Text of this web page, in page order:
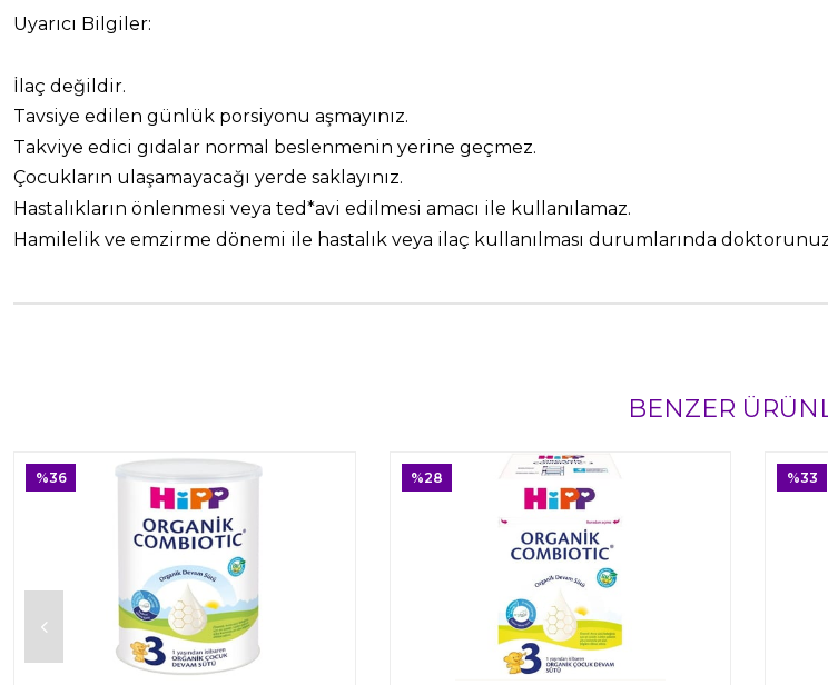
Uyarıcı Bilgiler:
İlaç değildir.
Tavsiye edilen günlük porsiyonu aşmayınız.
Takviye edici gıdalar normal beslenmenin yerine geçmez.
Çocukların ulaşamayacağı yerde saklayınız.
Hastalıkların önlenmesi veya ted*avi edilmesi amacı ile kullanılamaz.
Hamilelik ve emzirme dönemi ile hastalık veya ilaç kullanılması durumlarında
BENZER
%36 %28 %33